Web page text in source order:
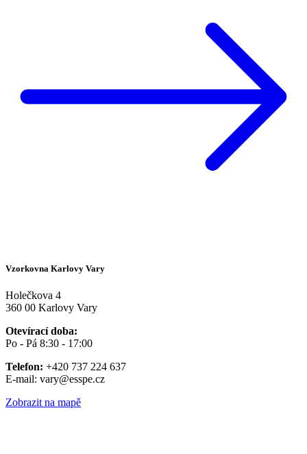
Vzorkovna Karlovy Vary
Holečkova 4
360 00 Karlovy Vary
Otevírací doba:
Po - Pá 8:30 - 17:00
Telefon: +420 737 224 637
E-mail: vary@esspe.cz
Zobrazit na mapě